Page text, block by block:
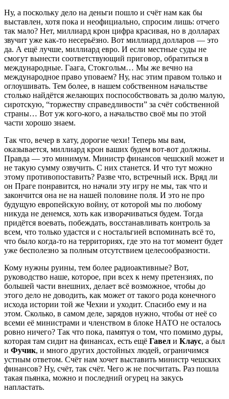
Ну, а поскольку дело на деньги пошло и счёт нам как бы
выставлен, хотя пока и неофициально, спросим лишь: отчего
так мало? Нет, миллиард крон цифра красивая, но в долларах
звучит уже как-то несерьёзно. Вот миллиард долларов — это
да. А ещё лучше, миллиард евро. И если местные суды не
смогут вынести соответствующий приговор, обратиться в
международные. Гаага, Стокгольм… Мы же вечно на
международное право уповаем? Ну, нас этим правом только и
оглоушивать. Тем более, в нашем собственном начальстве
столько найдётся желающих поспособствовать за долю малую,
сиротскую, “торжеству справедливости” за счёт собственной
страны… Вот уж кого-кого, а начальство своё мы по этой
части хорошо знаем.
Так что, вечер в хату, дорогие чехи! Теперь мы вам,
оказывается, миллиард крон ваших будем вот-вот должны.
Правда — это минимум. Министр финансов чешский может и
не такую сумму озвучить. С них станется. И что тут можно
этому противопоставить? Разве что, встречный иск. Вряд ли
он Праге понравится, но начали эту игру не мы, так что и
закончится она не на нашей половине поля. И это не про
будущую европейскую войну, от которой мы по любому
никуда не денемся, хоть как изворачиваться будем. Тогда
придётся воевать, побеждать, восстанавливать контроль за
всем, что только удастся и с ностальгией вспоминать всё то,
что было когда-то на территориях, где это на тот момент будет
уже бесполезно за полным отсутствием целесообразности.
Кому нужны руины, тем более радиоактивные? Вот,
руководство наше, которое, при всех к нему претензиях, по
большей части внешних, делает всё возможное, чтобы до
этого дело не доводить, как может от такого рода конечного
исхода истории той же Чехии и уходит. Спасибо ему и на
этом. Сколько, в самом деле, зарядов нужно, чтобы от неё со
всеми её министрами и членством в блоке НАТО не осталось
ровно ничего? Так что пока, памятуя о том, что помимо дуры,
которая там сидит на финансах, есть ещё Гавел и Клаус, а был
и Фучик, и много других достойных людей, ограничимся
устным ответом. Счёт нам хочет выставить министр чешских
финансов? Ну, счёт, так счёт. Чего ж не посчитать. Раз пошла
такая пьянка, можно и последний огурец на закусь
напластать.